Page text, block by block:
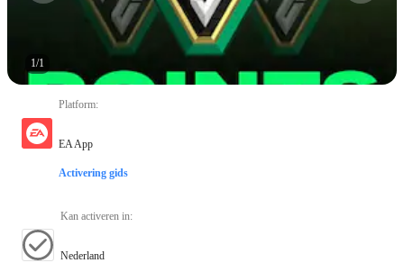
1/1
Platform:
EA App
Activering gids
Kan activeren in:
Nederland